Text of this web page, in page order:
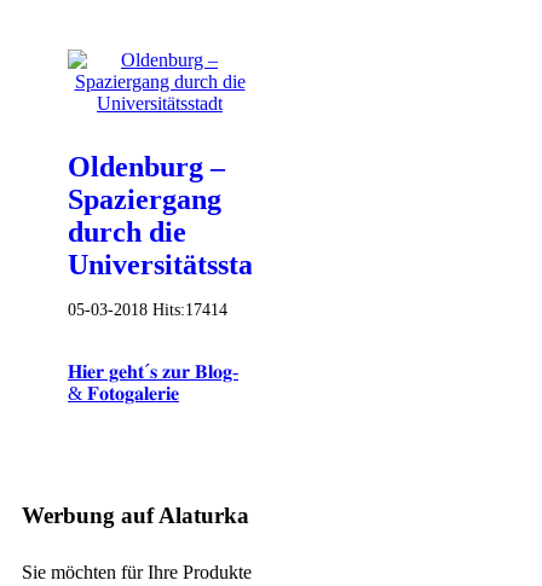
Oldenburg –
Spaziergang
durch die
Universitätsstadt
05-03-2018 Hits:17414
𝐇𝐢𝐞𝐫 𝐠𝐞𝐡𝐭´𝐬 𝐳𝐮𝐫 𝐁𝐥𝐨𝐠-
& 𝐅𝐨𝐭𝐨𝐠𝐚𝐥𝐞𝐫𝐢𝐞
Werbung auf Alaturka
Sie möchten für Ihre Produkte